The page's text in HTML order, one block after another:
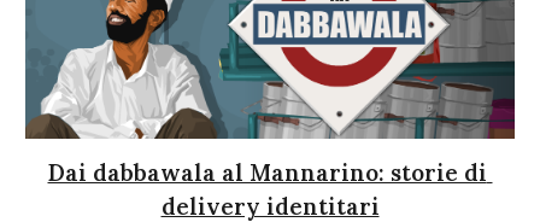
Dai dabbawala al Mannarino: storie di
delivery identitari